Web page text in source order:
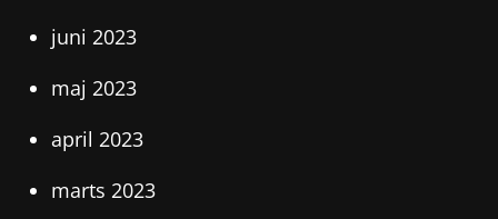
juni 2023
maj 2023
april 2023
marts 2023